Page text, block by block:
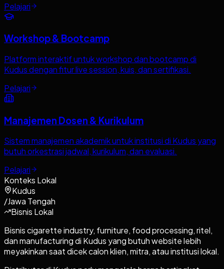
Pelajari
Workshop & Bootcamp
Platform interaktif untuk workshop dan bootcamp di
Kudus dengan fitur live session, kuis, dan sertifikasi.
Pelajari
Manajemen Dosen & Kurikulum
Sistem manajemen akademik untuk institusi di Kudus yang
butuh orkestrasi jadwal, kurikulum, dan evaluasi.
Pelajari
Konteks Lokal
Kudus
/Jawa Tengah
Bisnis Lokal
Bisnis cigarette industry, furniture, food processing, ritel,
dan manufacturing di Kudus yang butuh website lebih
meyakinkan saat dicek calon klien, mitra, atau institusi lokal.